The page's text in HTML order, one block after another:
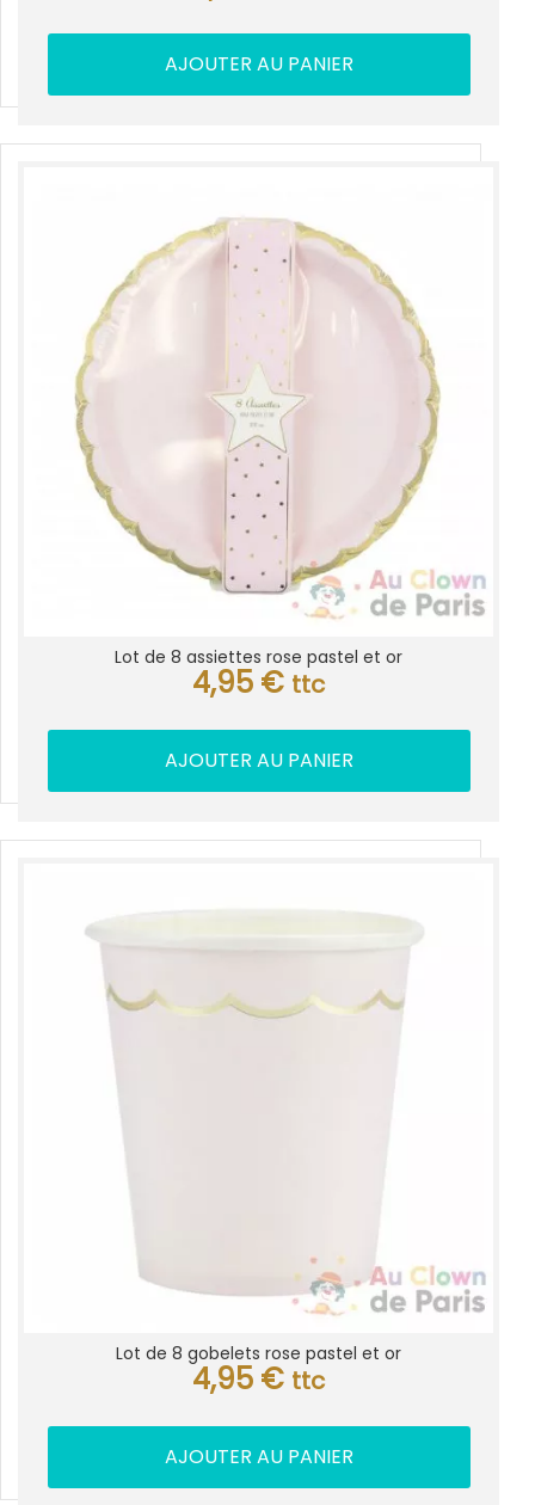
AJOUTER AU PANIER
Lot de 8 assiettes rose pastel et or
4,95 € ttc
AJOUTER AU PANIER
Lot de 8 gobelets rose pastel et or
4,95 € ttc
AJOUTER AU PANIER